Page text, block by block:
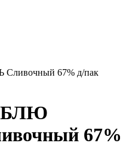
67% д/пак
67%